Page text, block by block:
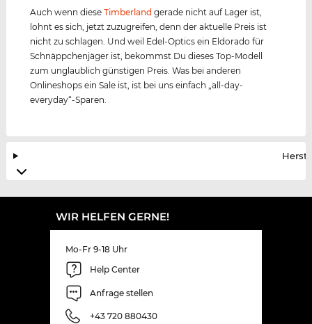
Auch wenn dieseTimberland gerade nicht auf Lager ist,
lohnt es sich, jetzt zuzugreifen, denn der aktuelle Preis ist
nicht zu schlagen. Und weil Edel-Optics ein Eldorado für
Schnäppchenjäger ist, bekommst Du dieses Top-Modell
zum unglaublich günstigen Preis. Was bei anderen
Onlineshops ein Sale ist, ist bei uns einfach „all-day-
everyday“-Sparen.
WIR HELFEN GERNE!
Mo-Fr 9-18 Uhr
Help Center
Anfrage stellen
+43 720 880430